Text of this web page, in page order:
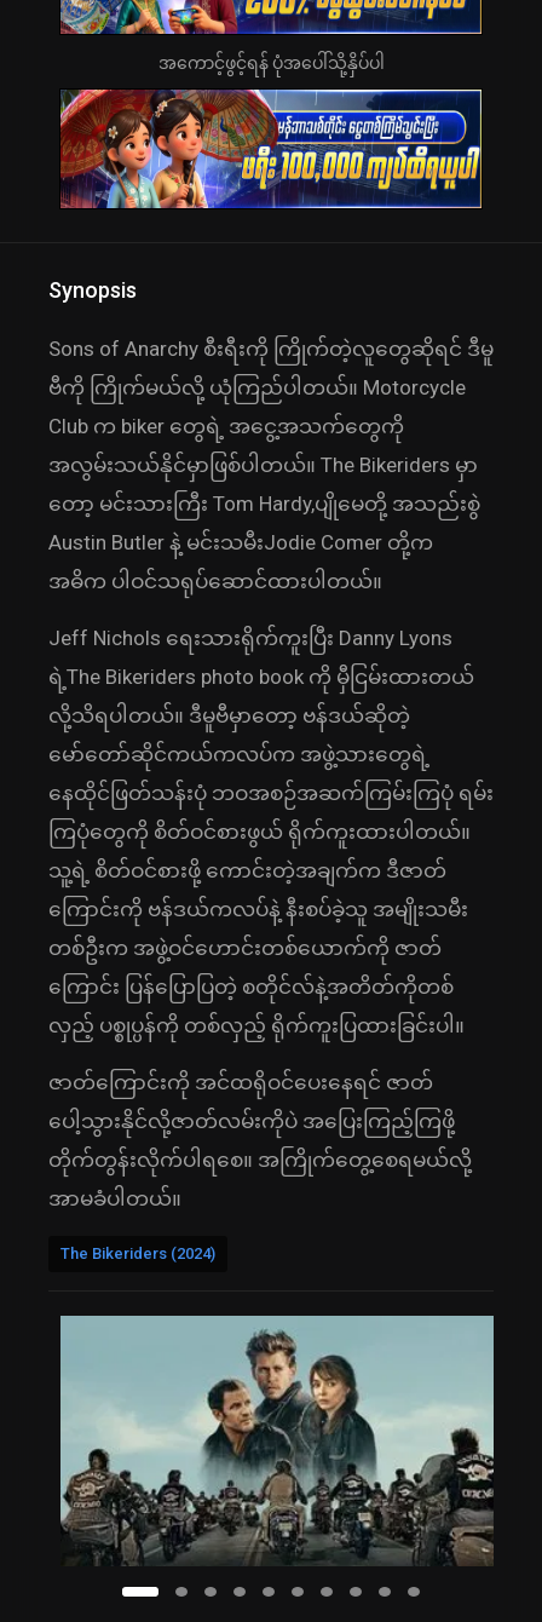
အကောင့်ဖွင့်ရန် ပုံအပေါ်သို့နှိပ်ပါ
Synopsis
Sons of Anarchy စီးရီးကို ကြိုက်တဲ့လူတွေဆိုရင် ဒီမူ
ဗီကို ကြိုက်မယ်လို့ ယုံကြည်ပါတယ်။ Motorcycle
Club က biker တွေရဲ့ အငွေ့အသက်တွေကို
အလွမ်းသယ်နိုင်မှာဖြစ်ပါတယ်။ The Bikeriders မှာ
တော့ မင်းသားကြီး Tom Hardy,ပျိုမေတို့ အသည်းစွဲ
Austin Butler နဲ့ မင်းသမီးJodie Comer တို့က
အဓိက ပါဝင်သရုပ်ဆောင်ထားပါတယ်။
Jeff Nichols ရေးသားရိုက်ကူးပြီး Danny Lyons
ရဲ့The Bikeriders photo book ကို မှီငြမ်းထားတယ်
လို့သိရပါတယ်။ ဒီမူဗီမှာတော့ ဗန်ဒယ်ဆိုတဲ့
မော်တော်ဆိုင်ကယ်ကလပ်က အဖွဲ့သားတွေရဲ့
နေထိုင်ဖြတ်သန်းပုံ ဘဝအစဉ်အဆက်ကြမ်းကြပုံ ရမ်း
ကြပုံတွေကို စိတ်ဝင်စားဖွယ် ရိုက်ကူးထားပါတယ်။
သူ့ရဲ့ စိတ်ဝင်စားဖို့ ကောင်းတဲ့အချက်က ဒီဇာတ်
ကြောင်းကို ဗန်ဒယ်ကလပ်နဲ့ နီးစပ်ခဲ့သူ အမျိုးသမီး
တစ်ဦးက အဖွဲ့ဝင်ဟောင်းတစ်ယောက်ကို ဇာတ်
ကြောင်း ပြန်ပြောပြတဲ့ စတိုင်လ်နဲ့အတိတ်ကိုတစ်
လှည့် ပစ္စုပ္ပန်ကို တစ်လှည့် ရိုက်ကူးပြထားခြင်းပါ။
ဇာတ်ကြောင်းကို အင်ထရိုဝင်ပေးနေရင် ဇာတ်
ပေါ့သွားနိုင်လို့ဇာတ်လမ်းကိုပဲ အပြေးကြည့်ကြဖို့
တိုက်တွန်းလိုက်ပါရစေ။ အကြိုက်တွေ့စေရမယ်လို့
အာမခံပါတယ်။
The Bikeriders (2024)